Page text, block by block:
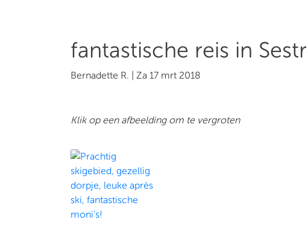
fantastische reis in
Bernadette R. | Za 17 mrt 2018
Klik op een afbeelding om te vergroten